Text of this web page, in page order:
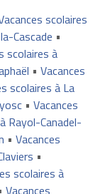
scolaires
Cascade •
scolaires à
• Vacances
scolaires à La
• Vacances
Rayol-Canadel-
• Vacances
•
scolaires à
Vacances